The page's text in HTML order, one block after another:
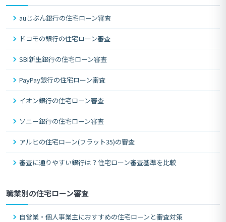
auじぶん銀行の住宅ローン審査
ドコモの銀行の住宅ローン審査
SBI新生銀行の住宅ローン審査
PayPay銀行の住宅ローン審査
イオン銀行の住宅ローン審査
ソニー銀行の住宅ローン審査
アルヒの住宅ローン(フラット35)の審査
審査に通りやすい銀行は？住宅ローン審査基準を比較
職業別の住宅ローン審査
自営業・個人事業主におすすめの住宅ローンと審査対策